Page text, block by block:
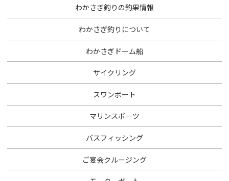
わかさぎ釣りの釣果情報
わかさぎ釣りについて
わかさぎドーム船
サイクリング
スワンボート
マリンスポーツ
バスフィッシング
ご宴会クルージング